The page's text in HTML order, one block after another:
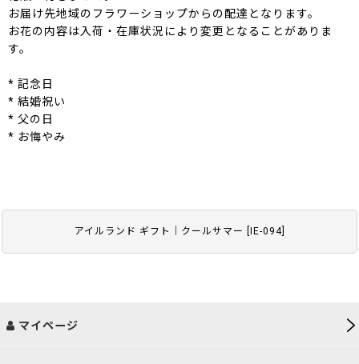
アイルランド ギフト｜クールサマー IE-094]
お届け先地域のフラワーショップからの配達となります。
お花の内容は入荷・在庫状況により変更となることがありま
す。
* 記念日
* 結婚祝い
* 父の日
* お悔やみ
マイページ